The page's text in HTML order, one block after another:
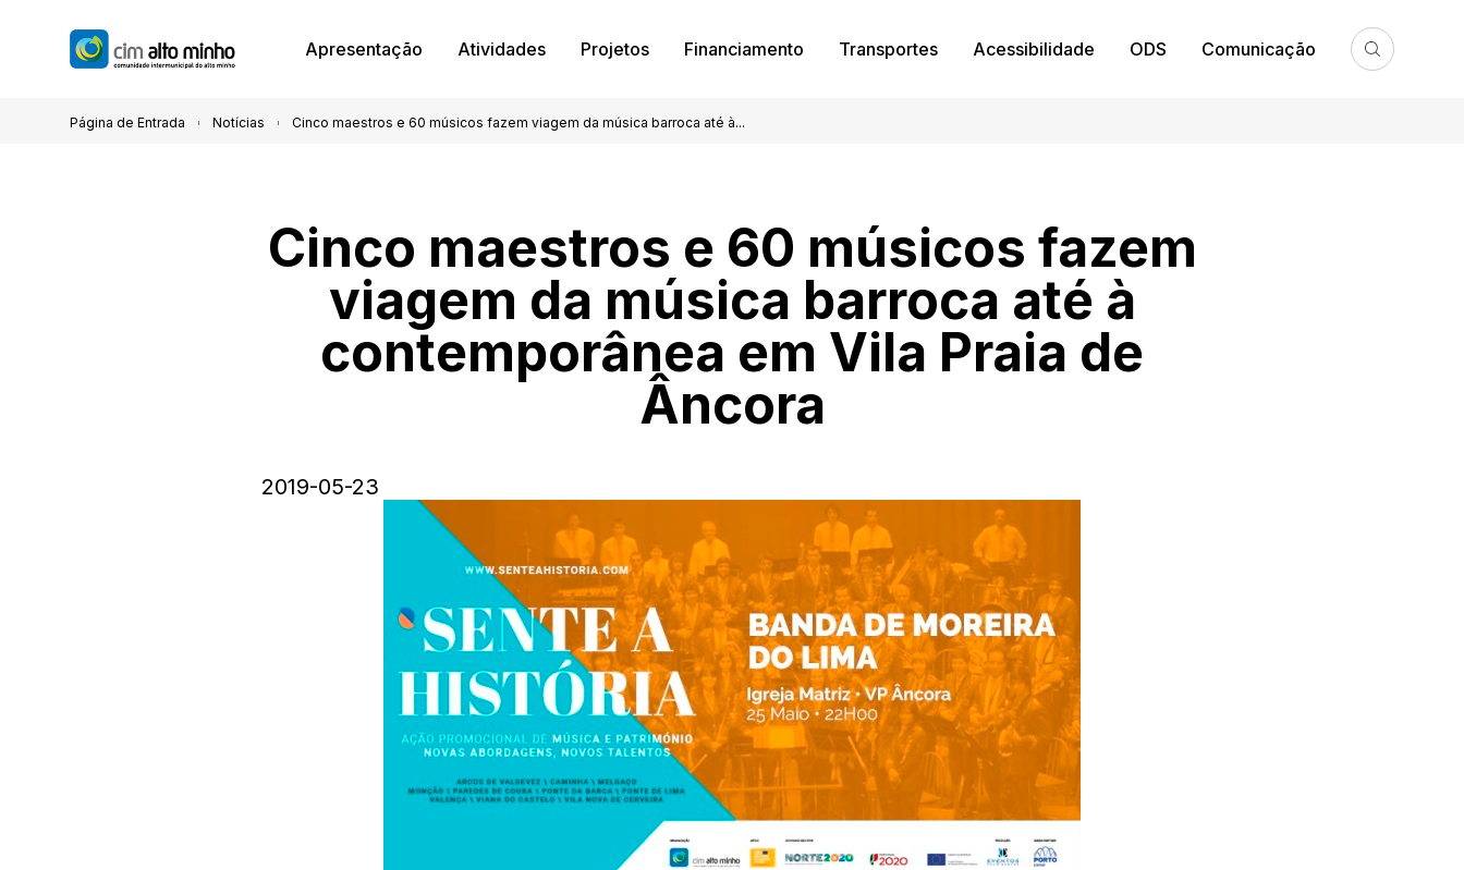
Apresentação Atividades Projetos Financiamento Transportes Acessibilidade ODS Comunicação
Página de Entrada Notícias Cinco maestros e 60 músicos fazem viagem da música barroca até à...
Cinco maestros e 60 músicos fazem
viagem da música barroca até à
contemporânea em Vila Praia de
Âncora
2019-05-23